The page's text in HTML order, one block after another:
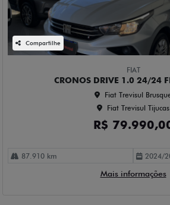
Compartilhe
FIAT
CRONOS DRIVE 1.0 24/24
Fiat Trevisul
Fiat Trevisul Tijucas
R$
87.910 km 2024/
Mais informações